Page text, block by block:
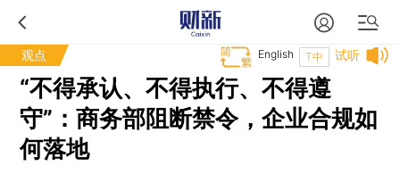
观点 试听
T中
English
“不得承认、不得执行、不得遵
守”：商务部阻断禁令，企业合规如
何落地